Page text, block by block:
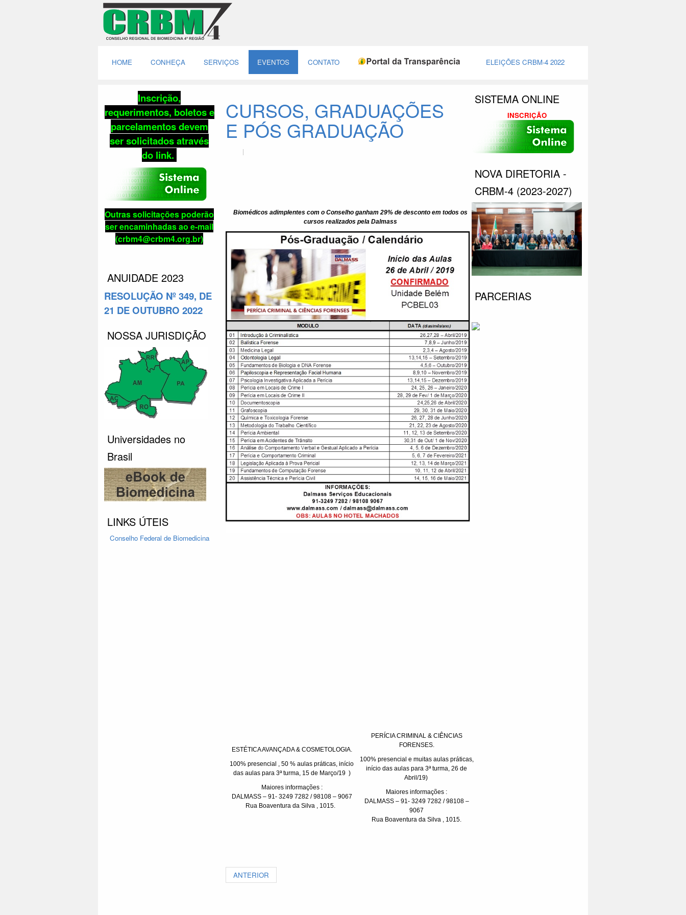
HOME CONHEÇA SERVIÇOS EVENTOS CONTATO ELEIÇÕES CRBM-4 2022
Inscrição,
requerimentos, boletos e
parcelamentosdevem
ser solicitados através
do link.
Outras solicitações poderão
ser encaminhadas ao e-mail
(crbm4@crbm4.org.br)
ANUIDADE 2023
RESOLUÇÃO Nº 349, DE
21 DE OUTUBRO 2022
NOSSA JURISDIÇÃO
Universidades no
Brasil
LINKS ÚTEIS
Conselho Federal de Biomedicina
CURSOS, GRADUAÇÕES
E PÓS GRADUAÇÃO
Biomédicos adimplentes com o Conselho ganham 29% de desconto em todos os
cursos realizados pela Dalmass
ESTÉTICA AVANÇADA & COSMETOLOGIA.
100% presencial , 50 % aulas práticas, início
das aulas para 3ª turma, 15 de Março/19 )
Maiores informações :
DALMASS – 91- 3249 7282 / 98108 – 9067
Rua Boaventura da Silva , 1015.
PERÍCIA CRIMINAL & CIÊNCIAS
FORENSES.
100% presencial e muitas aulas práticas,
início das aulas para 3ª turma, 26 de
Abril/19)
Maiores informações :
DALMASS – 91- 3249 7282 / 98108 –
9067
Rua Boaventura da Silva , 1015.
ANTERIOR
SISTEMA ONLINE
INSCRIÇÃO
NOVA DIRETORIA -
CRBM-4 (2023-2027)
PARCERIAS